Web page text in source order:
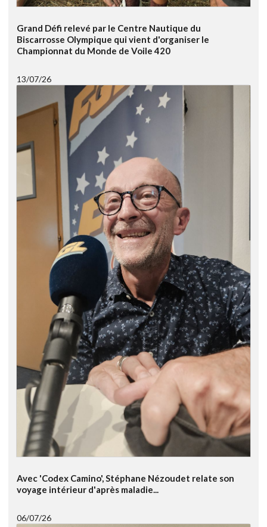
Grand Défi relevé par le Centre Nautique du
Biscarrosse Olympique qui vient d'organiser le
Championnat du Monde de Voile 420
13/07/26
Avec 'Codex Camino', Stéphane Nézoudet relate son
voyage intérieur d'après maladie...
06/07/26